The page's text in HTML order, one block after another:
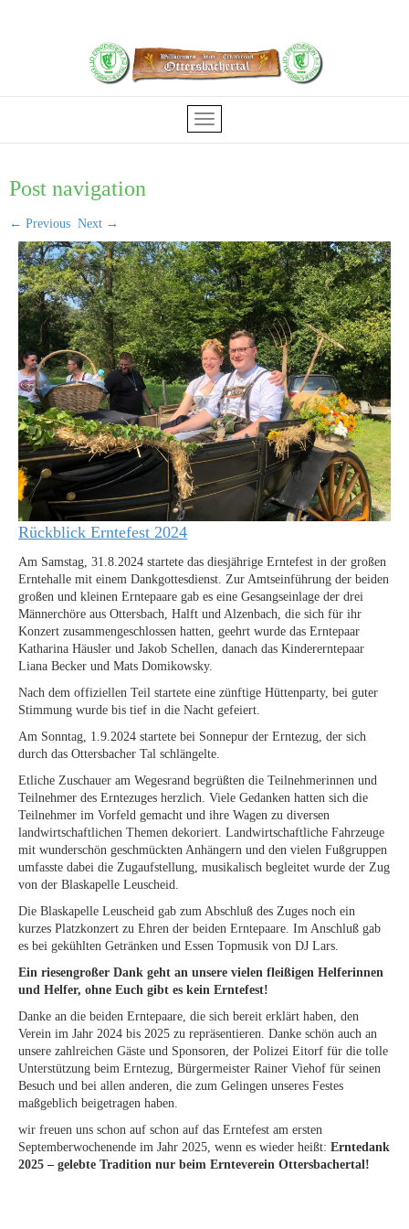
Post navigation
← Previous Next →
Rückblick Erntefest 2024
Am Samstag, 31.8.2024 startete das diesjährige Erntefest in der großen
Erntehalle mit einem Dankgottesdienst. Zur Amtseinführung der beiden
großen und kleinen Erntepaare gab es eine Gesangseinlage der drei
Männerchöre aus Ottersbach, Halft und Alzenbach, die sich für ihr
Konzert zusammengeschlossen hatten, geehrt wurde das Erntepaar
Katharina Häusler und Jakob Schellen, danach das Kindererntepaar
Liana Becker und Mats Domikowsky.
Nach dem offiziellen Teil startete eine zünftige Hüttenparty, bei guter
Stimmung wurde bis tief in die Nacht gefeiert.
Am Sonntag, 1.9.2024 startete bei Sonnepur der Erntezug, der sich
durch das Ottersbacher Tal schlängelte.
Etliche Zuschauer am Wegesrand begrüßten die Teilnehmerinnen und
Teilnehmer des Erntezuges herzlich. Viele Gedanken hatten sich die
Teilnehmer im Vorfeld gemacht und ihre Wagen zu diversen
landwirtschaftlichen Themen dekoriert. Landwirtschaftliche Fahrzeuge
mit wunderschön geschmückten Anhängern und den vielen Fußgruppen
umfasste dabei die Zugaufstellung, musikalisch begleitet wurde der Zug
von der Blaskapelle Leuscheid.
Die Blaskapelle Leuscheid gab zum Abschluß des Zuges noch ein
kurzes Platzkonzert zu Ehren der beiden Erntepaare. Im Anschluß gab
es bei gekühlten Getränken und Essen Topmusik von DJ Lars.
Ein riesengroßer Dank geht an unsere vielen fleißigen Helferinnen
und Helfer, ohne Euch gibt es kein Erntefest!
Danke an die beiden Erntepaare, die sich bereit erklärt haben, den
Verein im Jahr 2024 bis 2025 zu repräsentieren. Danke schön auch an
unsere zahlreichen Gäste und Sponsoren, der Polizei Eitorf für die tolle
Unterstützung beim Erntezug, Bürgermeister Rainer Viehof für seinen
Besuch und bei allen anderen, die zum Gelingen unseres Festes
maßgeblich beigetragen haben.
wir freuen uns schon auf schon auf das Erntefest am ersten
Septemberwochenende im Jahr 2025, wenn es wieder heißt: Erntedank
2025 – gelebte Tradition nur beim Ernteverein Ottersbachertal!